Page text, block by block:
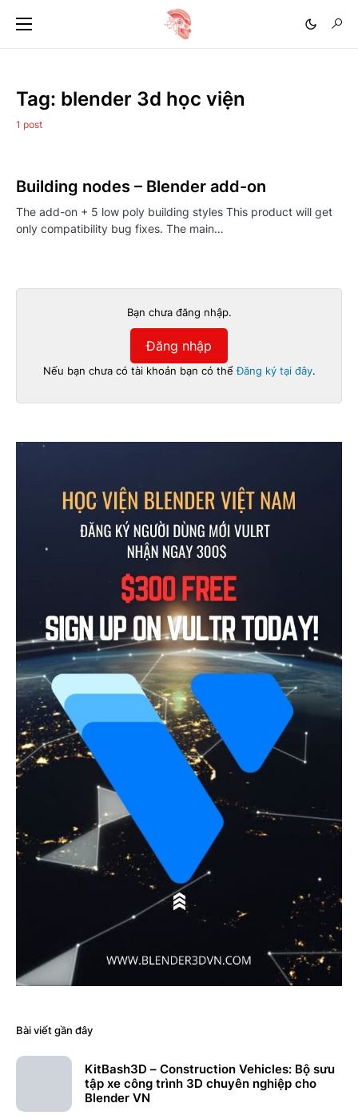
Tag: blender 3d học viện
1 post
Building nodes – Blender add-on
The add-on + 5 low poly building styles This product will get
only compatibility bug fixes. The main…
Bạn chưa đăng nhập.
Đăng nhập
Nếu bạn chưa có tài khoản bạn có thểĐăng ký tại đây.
Bài viết gần đây
KitBash3D – Construction Vehicles: Bộ sưu
tập xe công trình 3D chuyên nghiệp cho
Blender VN